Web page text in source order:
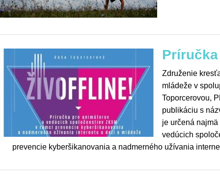
Príručka
Združenie
mládeže v
Toporcerovou,
publikáciu s
je určená
vedúcich
prevencie kyberšikanovania a nadmerného užívania